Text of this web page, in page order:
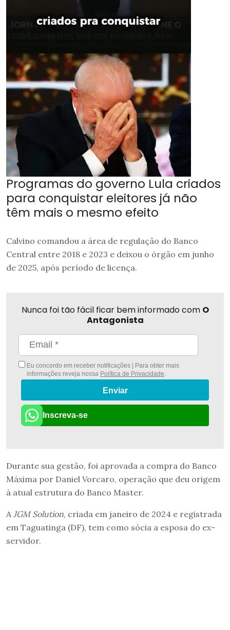
Programas do governo Lula criados
para conquistar eleitores já não
têm mais o mesmo efeito
Calvino comandou a área de regulação do Banco
Central entre 2018 e 2023 e deixou o órgão em junho
de 2025, após período de licença.
Nunca foi tão fácil ficar bem informado com O
Antagonista
Eu concordo em receber notificações | Para obter mais
informações reveja nossa Política de Privacidade
Enviar
Inscreva-se
Durante sua gestão, foi aprovada a compra do Banco
Máxima por Daniel Vorcaro, operação que deu origem
à atual estrutura do Banco Master.
A JGM Solution, criada em janeiro de 2024 e registrada
em Taguatinga (DF), tem como sócia a esposa do ex-
servidor.